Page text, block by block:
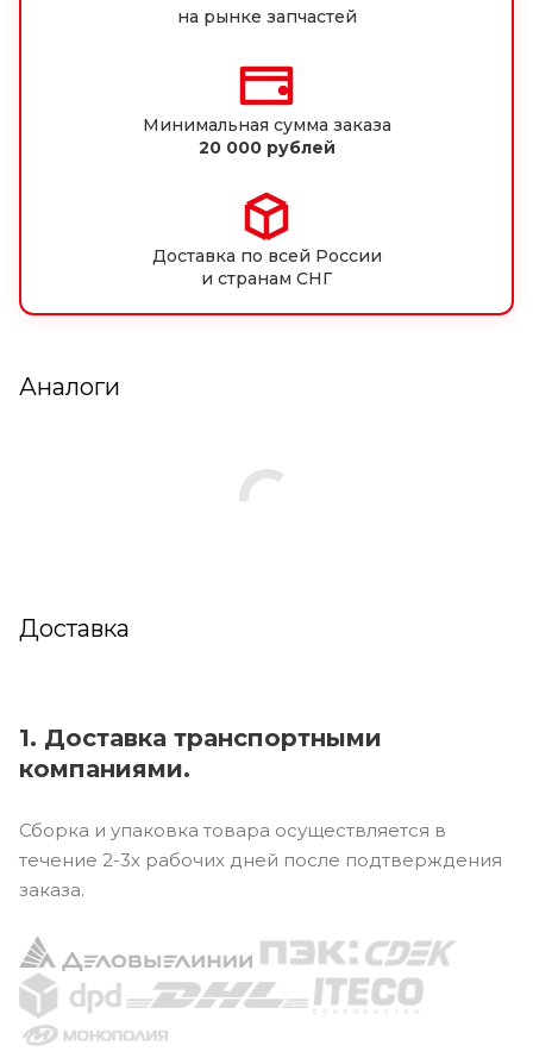
на рынке запчастей
Минимальная сумма заказа
20 000 рублей
Доставка по всей России
и странам СНГ
Аналоги
Доставка
1. Доставка транспортными
компаниями.
Сборка и упаковка товара осуществляется в
течение 2-3х рабочих дней после подтверждения
заказа.